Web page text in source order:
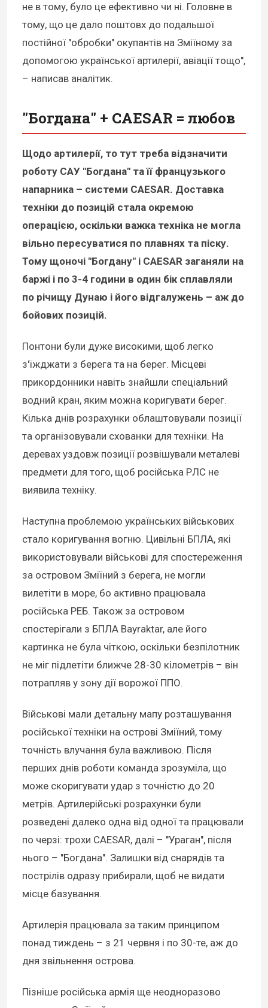
не в тому, було це ефективно чи ні. Головне в
тому, що це дало поштовх до подальшої
постійної "обробки" окупантів на Зміїному за
допомогою української артилерії, авіації тощо",
– написав аналітик.
"Богдана" + CAESAR = любов
Щодо артилерії, то тут треба відзначити
роботу САУ "Богдана" та її французького
напарника – системи CAESAR. Доставка
техніки до позицій стала окремою
операцією, оскільки важка техніка не могла
вільно пересуватися по плавнях та піску.
Тому щоночі "Богдану" і CAESAR заганяли на
баржі і по 3-4 години в один бік сплавляли
по річищу Дунаю і його відгалужень – аж до
бойових позицій.
Понтони були дуже високими, щоб легко
з'їжджати з берега та на берег. Місцеві
прикордонники навіть знайшли спеціальний
водний кран, яким можна коригувати берег.
Кілька днів розрахунки облаштовували позиції
та організовували схованки для техніки. На
деревах уздовж позиції розвішували металеві
предмети для того, щоб російська РЛС не
виявила техніку.
Наступна проблемою українських військових
стало коригування вогню. Цивільні БПЛА, які
використовували військові для спостереження
за островом Зміїний з берега, не могли
вилетіти в море, бо активно працювала
російська РЕБ. Також за островом
спостерігали з БПЛА Bayraktar, але його
картинка не була чіткою, оскільки безпілотник
не міг підлетіти ближче 28-30 кілометрів – він
потрапляв у зону дії ворожої ППО.
Військові мали детальну мапу розташування
російської техніки на острові Зміїний, тому
точність влучання була важливою. Після
перших днів роботи команда зрозуміла, що
може скоригувати удар з точністю до 20
метрів. Артилерійські розрахунки були
розведені далеко одна від одної та працювали
по черзі: трохи CAESAR, далі – "Ураган", після
нього – "Богдана". Залишки від снарядів та
пострілів одразу прибирали, щоб не видати
місце базування.
Артилерія працювала за таким принципом
понад тиждень – з 21 червня і по 30-те, аж до
дня звільнення острова.
Пізніше російська армія ще неодноразово